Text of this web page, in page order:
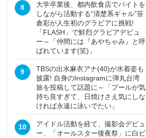
8
大学卒業後、都内飲食店でバイトを
しながら活動する“清楚系ギャル”笹
倉彩が人生初のグラビアに挑戦!
「FLASH」で鮮烈グラビアデビュ
ー～「仲間には『あやちゃみ』と呼
ばれています(笑)」
9
TBSの出水麻衣アナ(40)が水着姿も
披露! 自身のInstagramに弾丸台湾
旅を投稿して話題に～「プールが気
持ち良すぎて、日焼けさえ気にしな
ければ永遠に泳いでたい」
10
アイドル活動を経て、撮影会デビュ
ー、「オールスター後夜祭」に白ビ